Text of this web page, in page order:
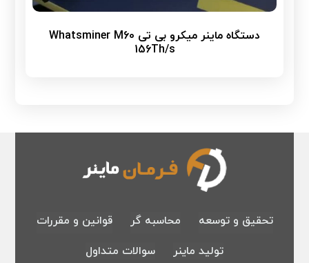
دستگاه ماینر میکرو بی تی Whatsminer M60
156Th/s
تحقیق و توسعه محاسبه گر
قوانین و مقررات
تولید ماینر
سوالات متداول